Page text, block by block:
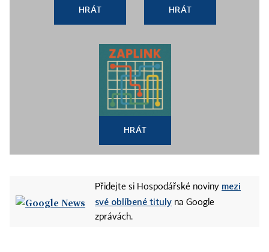
HRÁT HRÁT
HRÁT
Přidejte si Hospodářské noviny mezi
své oblíbené tituly na Google
zprávách.